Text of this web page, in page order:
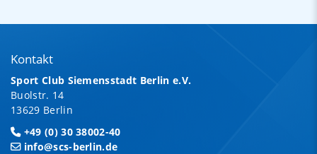
Kontakt
Sport Club Siemensstadt Berlin e.V.
Buolstr. 14
13629 Berlin
+49 (0) 30 38002-40
info@scs-berlin.de